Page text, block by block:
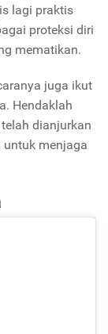
lagi praktis
proteksi diri
mematikan.
juga ikut
Hendaklah
dianjurkan
untuk menjaga